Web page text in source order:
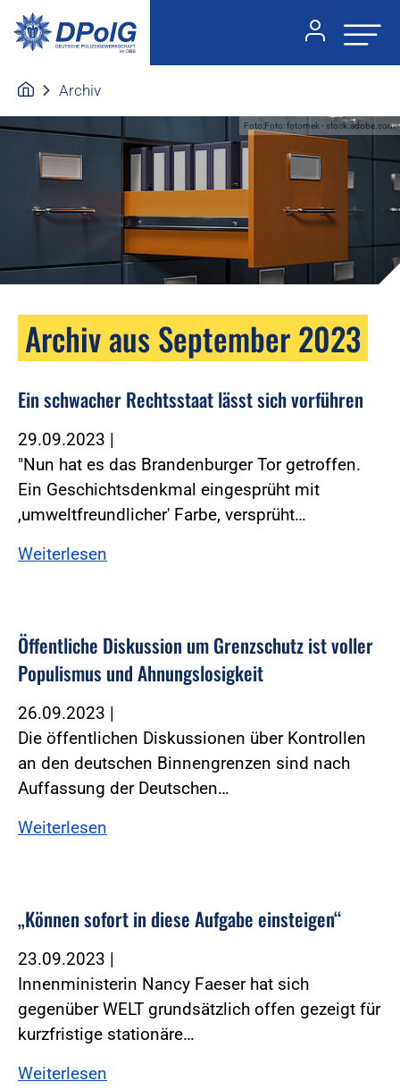
Archiv
Foto:Foto: fotomek - stock.adobe.com
Archiv aus September 2023
Ein schwacher Rechtsstaat lässt sich vorführen
29.09.2023 |
"Nun hat es das Brandenburger Tor getroffen.
Ein Geschichtsdenkmal eingesprüht mit
,umweltfreundlicher' Farbe, versprüht…
Weiterlesen
Öffentliche Diskussion um Grenzschutz ist voller
Populismus und Ahnungslosigkeit
26.09.2023 |
Die öffentlichen Diskussionen über Kontrollen
an den deutschen Binnengrenzen sind nach
Auffassung der Deutschen…
Weiterlesen
„Können sofort in diese Aufgabe einsteigen“
23.09.2023 |
Innenministerin Nancy Faeser hat sich
gegenüber WELT grundsätzlich offen gezeigt für
kurzfristige stationäre…
Weiterlesen